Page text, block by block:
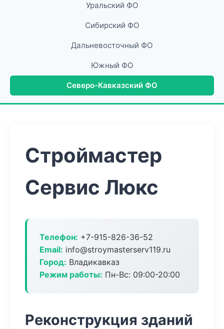
Уральский ФО
Сибирский ФО
Дальневосточный ФО
Южный ФО
Северо-Кавказский ФО
Строймастер
Сервис Люкс
Телефон: +7-915-826-36-52
Email: info@stroymasterserv119.ru
Город: Владикавказ
Режим работы: Пн-Вс: 09:00-20:00
Реконструкция зданий